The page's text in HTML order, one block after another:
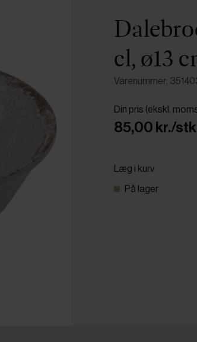
cl, ø13
Varenummer:
Din pris (ekskl.
85,00 kr./
Læg i kurv
På lager